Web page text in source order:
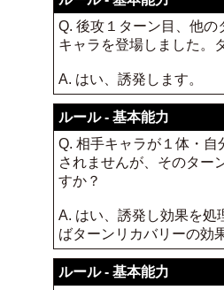
Q. 後攻１ターン目、他
キャラを登場しました。
A. はい、誘発します。
ルール - 基本能力
Q. 相手キャラが１体・
されませんが、そのター
すか？
A. はい、誘発し効果を処
ばターンリカバリーの効
ルール - 基本能力